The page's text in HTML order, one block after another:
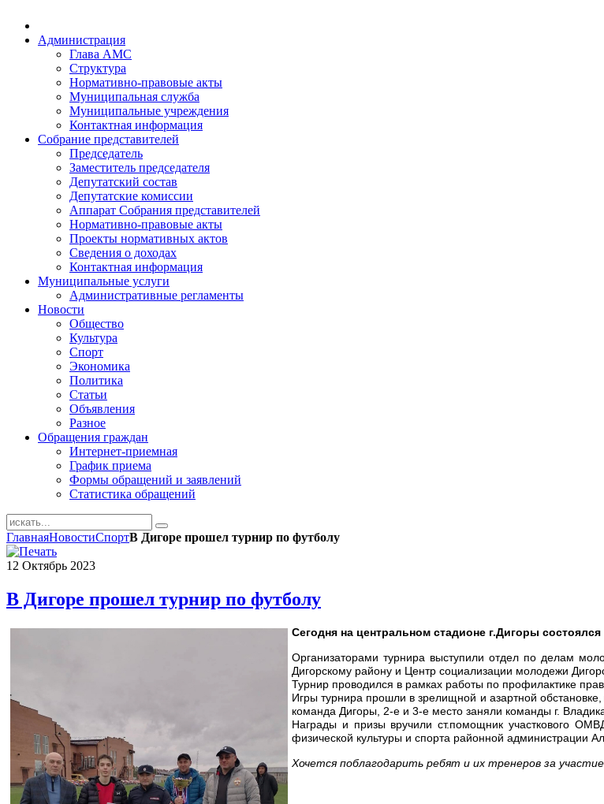
Администрация
Глава АМС
Структура
Нормативно-правовые акты
Муниципальная служба
Муниципальные учреждения
Контактная информация
Собрание представителей
Председатель
Заместитель председателя
Депутатский состав
Депутатские комиссии
Аппарат Собрания представителей
Нормативно-правовые акты
Проекты нормативных актов
Сведения о доходах
Контактная информация
Муниципальные услуги
Административные регламенты
Новости
Общество
Культура
Спорт
Экономика
Политика
Статьи
Объявления
Разное
Обращения граждан
Интернет-приемная
График приема
Формы обращений и заявлений
Статистика обращений
ГлавнаяНовостиСпортВ Дигоре прошел турнир по футболу
12 Октябрь 2023
В Дигоре прошел турнир по футболу
Сегодня на центральном стадионе г.Дигоры
Организаторами турнира выступили отдел по делам
Дигорскому району и Центр социализации молодежи
Турнир проводился в рамках работы по профилактике
Игры турнира прошли в зрелищной и азартной
команда Дигоры, 2-е и 3-е место заняли команды г.
Награды и призы вручили ст.помощник участкового
физической культуры и спорта районной администрации
Хочется поблагодарить ребят и их тренеров за